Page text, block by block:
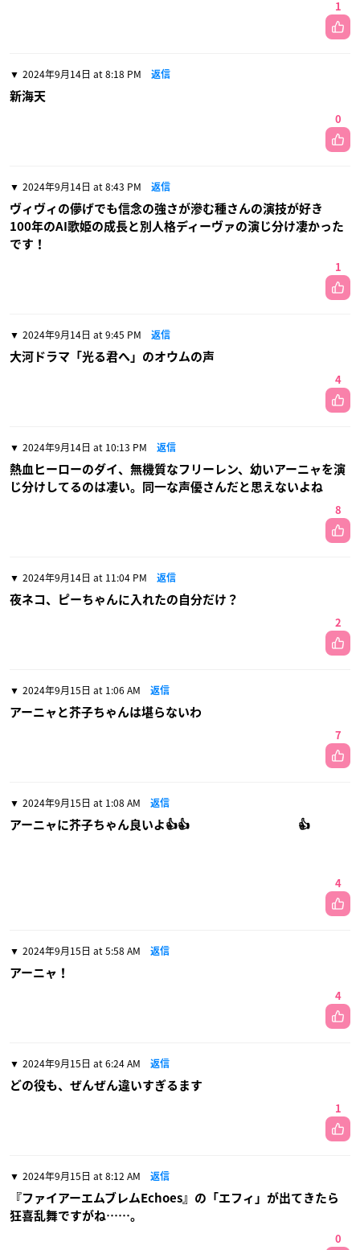
1
2024年9月14日 at 8:18 PM 返信
新海天
0
2024年9月14日 at 8:43 PM 返信
ヴィヴィの儚げでも信念の強さが滲む種さんの演技が好き
100年のAI歌姫の成長と別人格ディーヴァの演じ分け凄かった
です！
1
2024年9月14日 at 9:45 PM 返信
大河ドラマ「光る君へ」のオウムの声
4
2024年9月14日 at 10:13 PM 返信
熱血ヒーローのダイ、無機質なフリーレン、幼いアーニャを演
じ分けしてるのは凄い。同一な声優さんだと思えないよね
8
2024年9月14日 at 11:04 PM 返信
夜ネコ、ピーちゃんに入れたの自分だけ？
2
2024年9月15日 at 1:06 AM 返信
アーニャと芥子ちゃんは堪らないわ
7
2024年9月15日 at 1:08 AM 返信
アーニャに芥子ちゃん良いよ👍👍 👍
4
2024年9月15日 at 5:58 AM 返信
アーニャ！
4
2024年9月15日 at 6:24 AM 返信
どの役も、ぜんぜん違いすぎるます
1
2024年9月15日 at 8:12 AM 返信
『ファイアーエムブレムEchoes』の「エフィ」が出てきたら
狂喜乱舞ですがね……。
0